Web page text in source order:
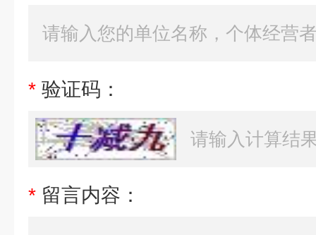
* 验证码：
* 留言内容：